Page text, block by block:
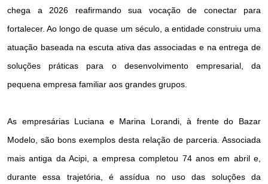
chega a 2026 reafirmando sua vocação de conectar para
fortalecer. Ao longo de quase um século, a entidade construiu uma
atuação baseada na escuta ativa das associadas e na entrega de
soluções práticas para o desenvolvimento empresarial, da
pequena empresa familiar aos grandes grupos.
As empresárias Luciana e Marina Lorandi, à frente do Bazar
Modelo, são bons exemplos desta relação de parceria. Associada
mais antiga da Acipi, a empresa completou 74 anos em abril e,
durante essa trajetória, é assídua no uso das soluções da